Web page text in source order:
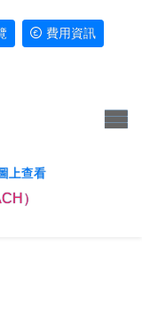
費用資訊
上查看
）